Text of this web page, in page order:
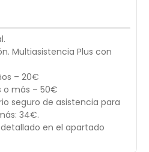
Multiasistencia Plus con
– 20€
o más – 50€
seguro de asistencia para
34€.
en el apartado